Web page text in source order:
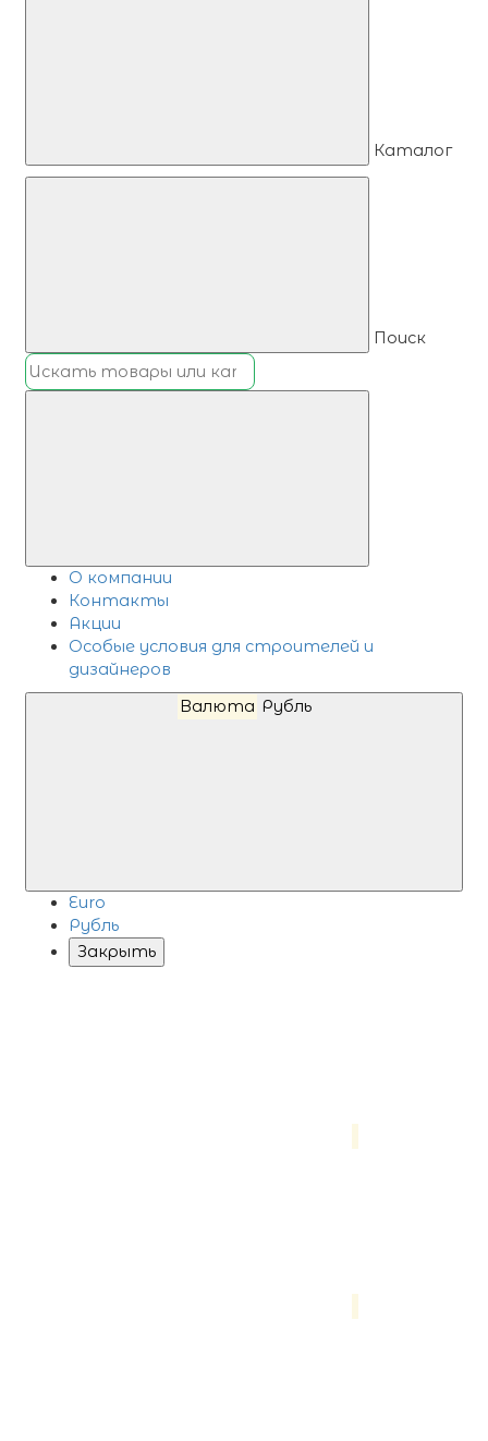
Каталог
Поиск
О компании
Контакты
Акции
Особые условия для строителей и
дизайнеров
Валюта Рубль
Euro
Рубль
Закрыть